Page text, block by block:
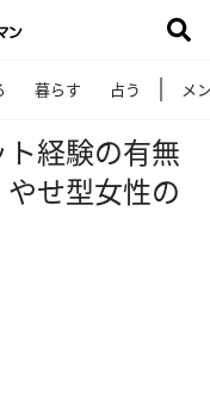
暮らす 占う メ
経験の有無
せ型女性の